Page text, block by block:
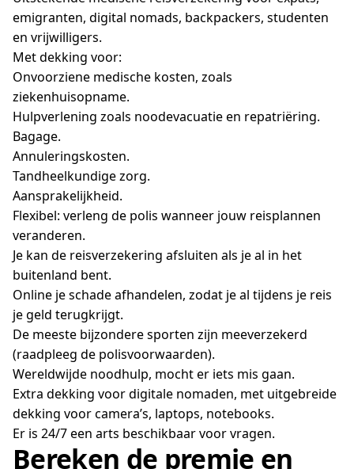
emigranten, digital nomads, backpackers, studenten
en vrijwilligers.
Met dekking voor:
Onvoorziene medische kosten, zoals
ziekenhuisopname.
Hulpverlening zoals noodevacuatie en repatriëring.
Bagage.
Annuleringskosten.
Tandheelkundige zorg.
Aansprakelijkheid.
Flexibel: verleng de polis wanneer jouw reisplannen
veranderen.
Je kan de reisverzekering afsluiten als je al in het
buitenland bent.
Online je schade afhandelen, zodat je al tijdens je reis
je geld terugkrijgt.
De meeste bijzondere sporten zijn meeverzekerd
(raadpleeg de polisvoorwaarden).
Wereldwijde noodhulp, mocht er iets mis gaan.
Extra dekking voor digitale nomaden, met uitgebreide
dekking voor camera’s, laptops, notebooks.
Er is 24/7 een arts beschikbaar voor vragen.
Bereken de premie en